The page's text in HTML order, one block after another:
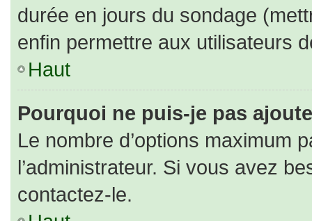
durée en jours du sondage
enfin permettre aux utilisateurs
Haut
Pourquoi ne puis-je pas
Le nombre d’options maximum
l’administrateur. Si vous avez
contactez-le.